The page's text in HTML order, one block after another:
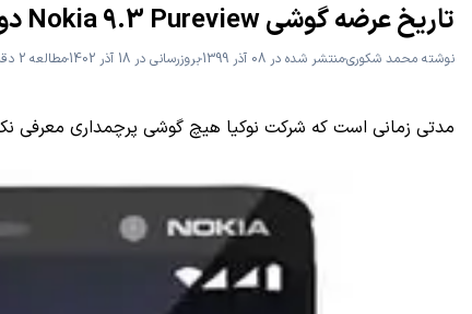
تاریخ عرضه گوشی Nokia 9.3 Pureview دوباره به تاخیر افتاد
نوشته محمد شکوریمنتشر شده در 08 آذر 1399 بروزرسانی در 18 آذر 1402
مطالعه 2 دقیقه
مدتی زمانی است که شرکت نوکیا هیچ گوشی پرچمداری معرفی